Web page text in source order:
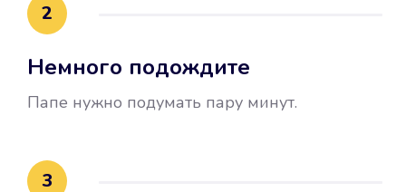
воспользовались бесплатной
это открыло новые возможности в
2
Немного подождите
Папе нужно подумать пару минут.
3